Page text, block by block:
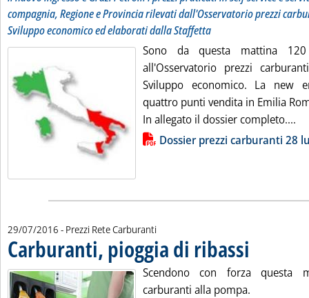
compagnia, Regione e Provincia rilevati dall'Osservatorio prezzi
Sviluppo economico ed elaborati dalla Staffetta
Sono da questa mattina
all'Osservatorio prezzi
Sviluppo economico. La new
quattro punti vendita in Emilia
In allegato il dossier completo....
Lista allegati PDF alla notiziaDossier prezzi carburanti 28
29/07/2016 - Prezzi Rete Carburanti
Carburanti, pioggia di ribassi
Scendono con forza questa
carburanti alla pompa.